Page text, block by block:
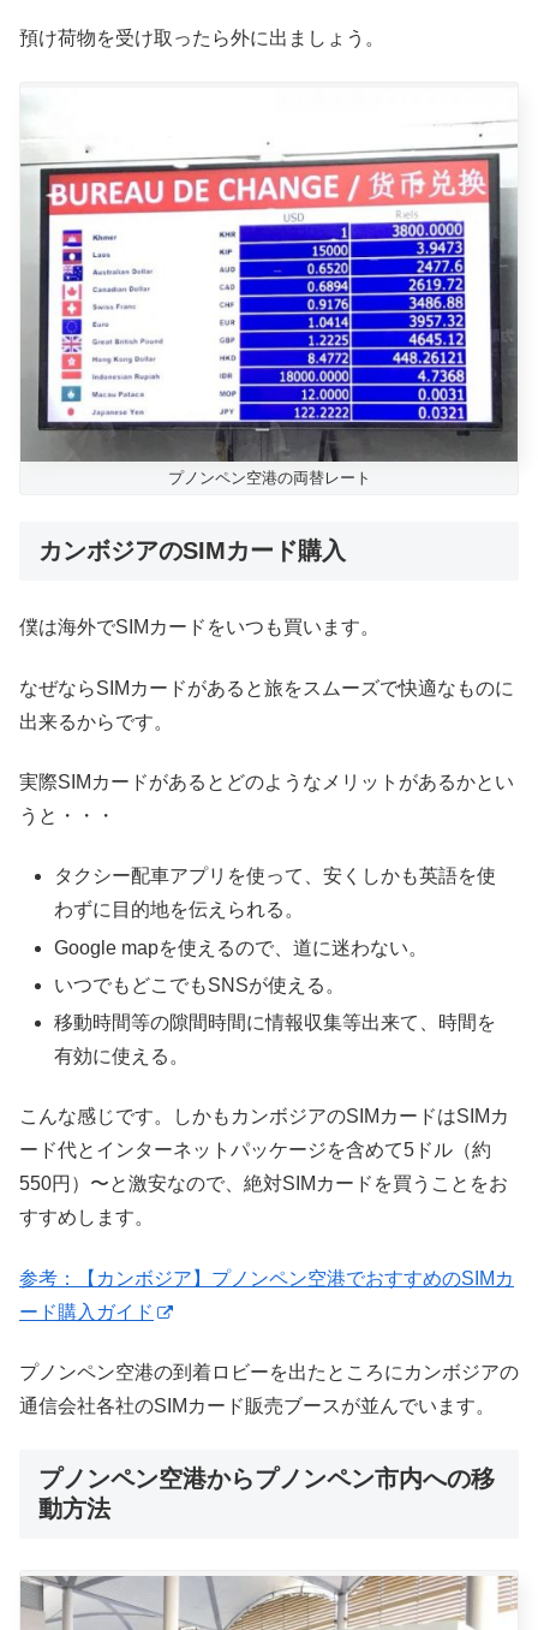
預け荷物を受け取ったら外に出ましょう。
プノンペン空港の両替レート
カンボジアのSIMカード購入
僕は海外でSIMカードをいつも買います。
なぜならSIMカードがあると旅をスムーズで快適なものに
出来るからです。
実際SIMカードがあるとどのようなメリットがあるかとい
うと・・・
タクシー配車アプリを使って、安くしかも英語を使
わずに目的地を伝えられる。
Google mapを使えるので、道に迷わない。
いつでもどこでもSNSが使える。
移動時間等の隙間時間に情報収集等出来て、時間を
有効に使える。
こんな感じです。しかもカンボジアのSIMカードはSIMカ
ード代とインターネットパッケージを含めて5ドル（約
550円）〜と激安なので、絶対SIMカードを買うことをお
すすめします。
参考：【カンボジア】プノンペン空港でおすすめのSIMカ
ード購入ガイド
プノンペン空港の到着ロビーを出たところにカンボジアの
通信会社各社のSIMカード販売ブースが並んでいます。
プノンペン空港からプノンペン市内への移
動方法